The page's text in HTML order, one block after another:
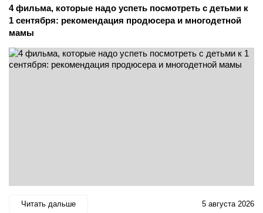
4 фильма, которые надо успеть посмотреть с детьми к
1 сентября: рекомендация продюсера и многодетной
мамы
Читать дальше 5 августа 2026